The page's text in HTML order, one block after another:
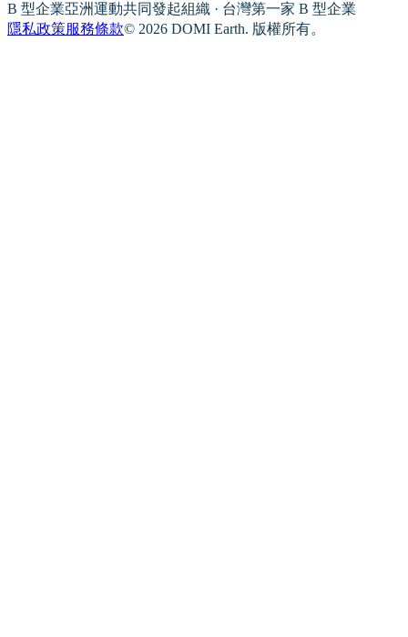
B 型企業亞洲運動共同發起組織 · 台灣第一家 B 型企業
隱私政策服務條款© 2026 DOMI Earth. 版權所有。